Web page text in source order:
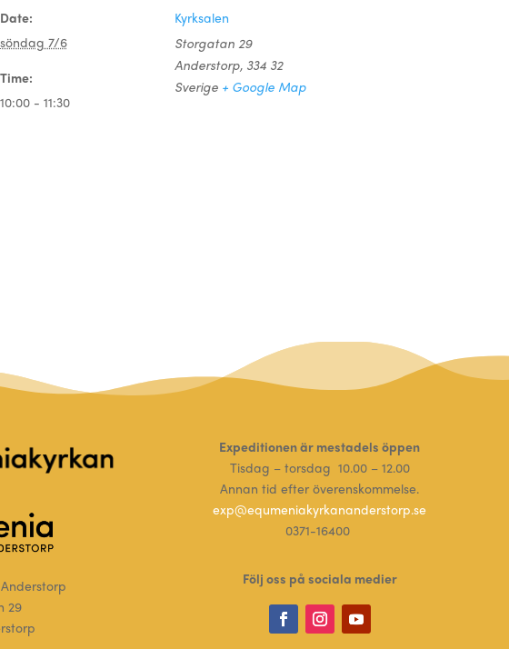
Date:
söndag 7/6
Time:
10:00 - 11:30
Kyrksalen
Storgatan 29
Anderstorp, 334 32
Sverige + Google Map
29
Expeditionen är mestadels öppen
Tisdag – torsdag 10.00 – 12.00
Annan tid efter överenskommelse.
exp@equmeniakyrkananderstorp.se
0371-16400
Följ oss på sociala medier